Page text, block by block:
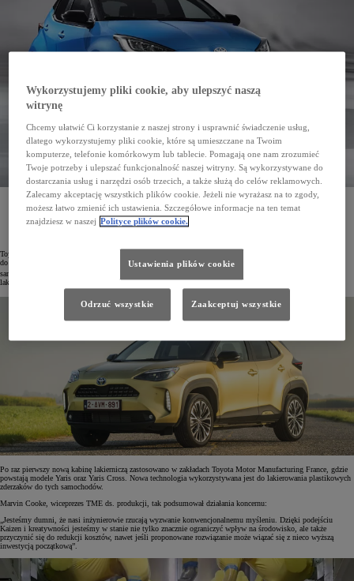
Toyota w swoich zakładach we Francji wdrożyła pionierską, bezemisyjną kabinę lakierniczą
wykorzystującą technologię odzyskiwania ciepła oraz pompy ciepła. Pozwoliło to zmniejszy roczną
emisję CO2o 1000 t
Toyota od lat jest jednym z czołowych producentów nisko- i bezemisyjnych samochodów. Koncern dąży też
do jak najszybszej dekarbonizacji produkcji. Biorąc pod uwagę, że 65% emisji CO
samochodów pochodzi z procesów lakierniczych, zespół inżynierów Toyoty stworzył prototypową kabinę
lakierniczą nowej generacji o zerowej emisji CO (Global Paint Line, GPL).
Po raz pierwszy nową kabinę lakierniczą zastosowano w zakładach Toyota Motor Manufacturing France, gdzie
powstają modele Yaris oraz Yaris Cross. Nowa technologia wykorzystywana jest do lakierowania plastikowych
zderzaków do tych samochodów.
Marvin Cooke, wiceprezes TME ds. produkcji, tak podsumował działania koncernu:
„Jesteśmy dumni, że nasi inżynierowie rzucają wyzwanie konwencjonalnemu myśleniu. Dzięki podejściu
Kaizen i kreatywności jesteśmy w stanie nie tylko znacznie ograniczyć wpływ na środowisko, ale także
przyczynić się do redukcji kosztów, nawet jeśli proponowane rozwiązanie może wiązać się z nieco wyższą
inwestycją początkową”.
Wykorzystujemy pliki cookie, aby ulepszyć naszą
witrynę
Chcemy ułatwić Ci korzystanie z naszej strony i usprawnić świadczenie usług,
dlatego wykorzystujemy pliki cookie, które są umieszczane na Twoim
komputerze, telefonie komórkowym lub tablecie. Pomagają one nam zrozumieć
Twoje potrzeby i ulepszać funkcjonalność naszej witryny. Są wykorzystywane do
dostarczania usług i narzędzi osób trzecich, a także służą do celów reklamowych.
Zalecamy akceptację wszystkich plików cookie. Jeżeli nie wyrażasz na to zgody,
możesz łatwo zmienić ich ustawienia. Szczegółowe informacje na ten temat
znajdziesz w naszej Polityce plików cookie.
Ustawienia plików cookie
Odrzuć wszystkie Zaakceptuj wszystkie